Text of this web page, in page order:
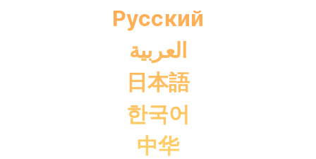
Pусский
العربية
日本語
한국어
中华